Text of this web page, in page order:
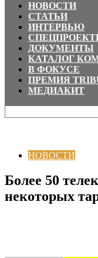
НОВОСТИ
СТАТЬИ
ИНТЕРВЬЮ
ДОКУМЕНТЫ
КАТАЛОГ
В ФОКУСЕ
ПРЕМИЯ
МЕДИАКИТ
НОВОСТИ
Более 50
некоторых